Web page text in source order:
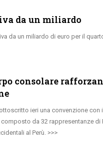
da un miliardo
da un miliardo di euro per il
consolare
ieri una convenzione con
da 32 rappresentanze di
al Perù.